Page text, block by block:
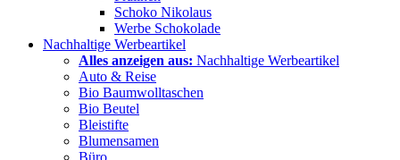
Schoko Nikolaus
Werbe Schokolade
Nachhaltige Werbeartikel
Alles anzeigen aus: Nachhaltige Werbeartikel
Auto & Reise
Bio Baumwolltaschen
Bio Beutel
Bleistifte
Blumensamen
Büro